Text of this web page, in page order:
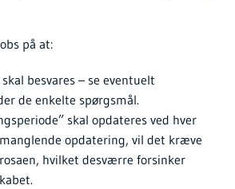
på at:
besvares – se eventuelt
de enkelte spørgsmål.
skal opdateres ved hver
opdatering, vil det kræve
hvilket desværre forsinker